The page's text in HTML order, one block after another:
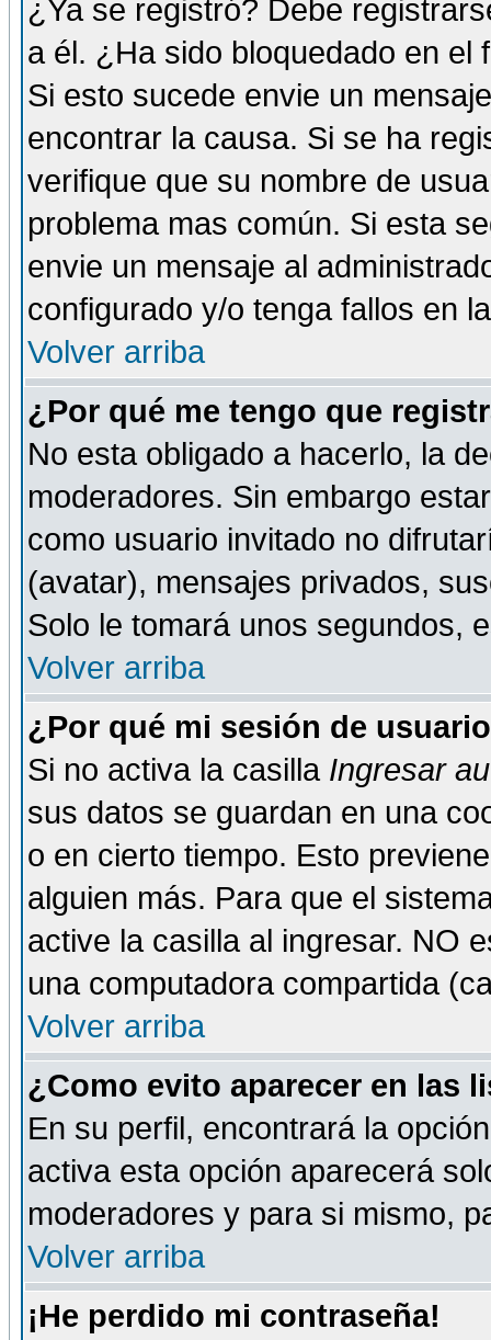
¿Ya se registró? Debe
a él. ¿Ha sido bloquedado en
Si esto sucede envie un
encontrar la causa. Si se ha
verifique que su nombre de
problema mas común. Si esta
envie un mensaje al
configurado y/o tenga fallos en
Volver arriba
¿Por qué me tengo que
No esta obligado a hacerlo, la
moderadores. Sin embargo
como usuario invitado no
(avatar), mensajes privados,
Solo le tomará unos segundos,
Volver arriba
¿Por qué mi sesión de
Si no activa la casilla Ingresar
sus datos se guardan en una
o en cierto tiempo. Esto
alguien más. Para que el
active la casilla al ingresar. NO
una computadora compartida
Volver arriba
¿Como evito aparecer en las
En su perfil, encontrará la
activa esta opción aparecerá
moderadores y para si mismo,
Volver arriba
¡He perdido mi contraseña!